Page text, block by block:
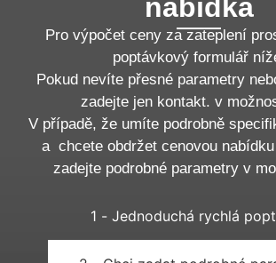
nabídka
Pro výpočet ceny za zateplení
poptávkový formulář
Pokud nevíte přesné parametry
zadejte jen kontakt. v
V případě, že umíte podrobně
a chcete obdržet cenovou
zadejte podrobné parametry v
1 - Jednoduchá rychlá